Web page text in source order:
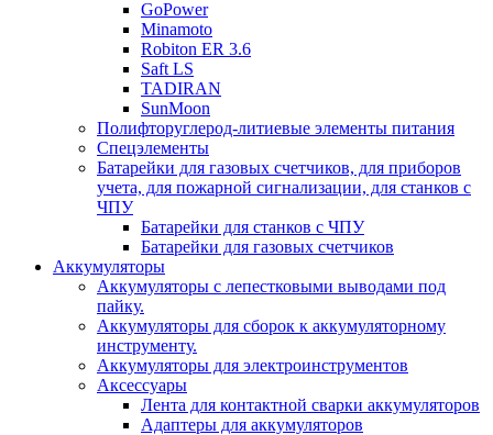
GoPower
Minamoto
Robiton ER 3.6
Saft LS
TADIRAN
SunMoon
Полифторуглерод-литиевые элементы питания
Спецэлементы
Батарейки для газовых счетчиков, для приборов
учета, для пожарной сигнализации, для станков с
ЧПУ
Батарейки для станков с ЧПУ
Батарейки для газовых счетчиков
Аккумуляторы
Аккумуляторы с лепестковыми выводами под
пайку.
Аккумуляторы для сборок к аккумуляторному
инструменту.
Аккумуляторы для электроинструментов
Аксессуары
Лента для контактной сварки аккумуляторов
Адаптеры для аккумуляторов